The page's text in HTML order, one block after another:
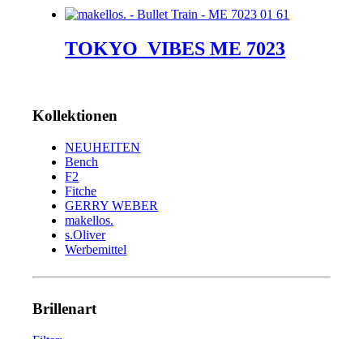
TOKYO_VIBES ME 7023
Kollektionen
NEUHEITEN
Bench
F2
Fitche
GERRY WEBER
makellos.
s.Oliver
Werbemittel
Brillenart